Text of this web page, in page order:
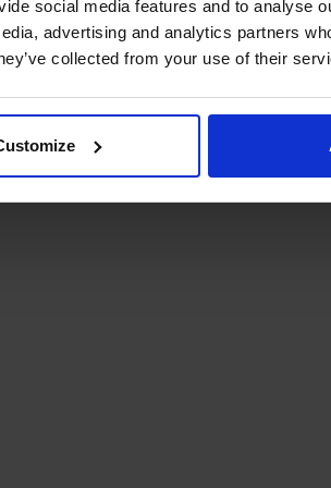
social media features and to analyse
advertising and analytics partners
collected from your use of their
om ett storskaligt
även spår från
året runt.